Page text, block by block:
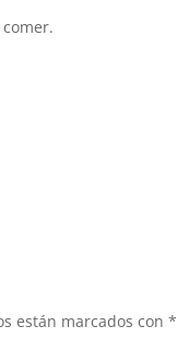
están marcados con*